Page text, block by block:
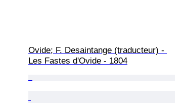
Ovide; F. Desaintange (traducteur) -
Les Fastes d'Ovide - 1804